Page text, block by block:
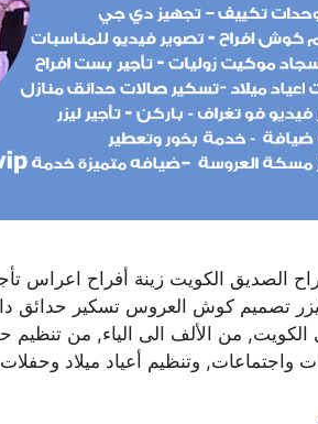
الصديق الكويت زينة أفراح اعراس
تصميم كوش العروس تسكير حدائق
الكويت, من الألف الى الياء, من
واجتماعات, وتنظيم أعياد ميلاد